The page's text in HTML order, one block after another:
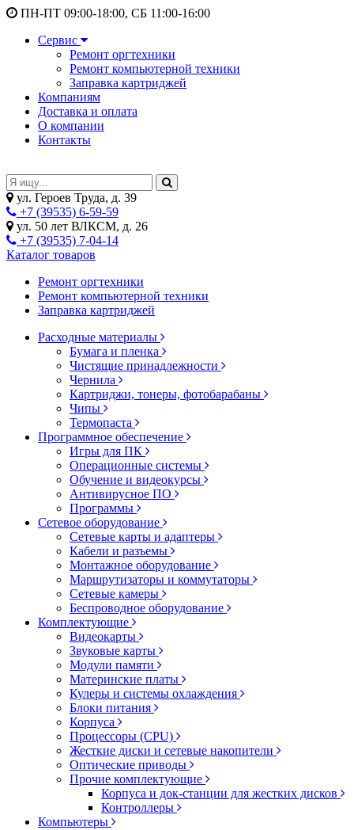
ПН-ПТ 09:00-18:00, СБ 11:00-16:00
Сервис
Ремонт оргтехники
Ремонт компьютерной техники
Заправка картриджей
Компаниям
Доставка и оплата
О компании
Контакты
ул. Героев Труда, д. 39
+7 (39535) 6-59-59
ул. 50 лет ВЛКСМ, д. 26
+7 (39535) 7-04-14
Каталог товаров
Ремонт оргтехники
Ремонт компьютерной техники
Заправка картриджей
Расходные материалы
Бумага и пленка
Чистящие принадлежности
Чернила
Картриджи, тонеры, фотобарабаны
Чипы
Термопаста
Программное обеспечение
Игры для ПК
Операционные системы
Обучение и видеокурсы
Антивирусное ПО
Программы
Сетевое оборудование
Сетевые карты и адаптеры
Кабели и разъемы
Монтажное оборудование
Маршрутизаторы и коммутаторы
Сетевые камеры
Беспроводное оборудование
Комплектующие
Видеокарты
Звуковые карты
Модули памяти
Материнские платы
Кулеры и системы охлаждения
Блоки питания
Корпуса
Процессоры (CPU)
Жесткие диски и сетевые накопители
Оптические приводы
Прочие комплектующие
Корпуса и док-станции для жестких дисков
Контроллеры
Компьютеры